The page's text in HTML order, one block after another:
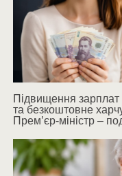
Підвищення зарплат
та безкоштовне
Прем’єр-міністр –